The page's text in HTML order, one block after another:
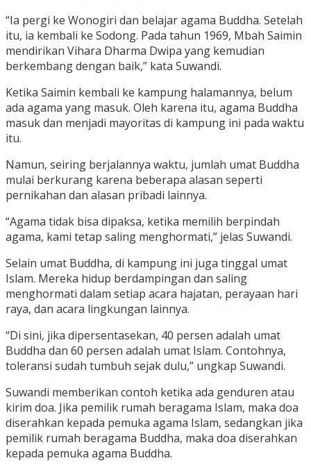
“Ia pergi ke Wonogiri dan belajar agama Buddha. Setelah
itu, ia kembali ke Sodong. Pada tahun 1969, Mbah Saimin
mendirikan Vihara Dharma Dwipa yang kemudian
berkembang dengan baik,” kata Suwandi.
Ketika Saimin kembali ke kampung halamannya, belum
ada agama yang masuk. Oleh karena itu, agama Buddha
masuk dan menjadi mayoritas di kampung ini pada waktu
itu.
Namun, seiring berjalannya waktu, jumlah umat Buddha
mulai berkurang karena beberapa alasan seperti
pernikahan dan alasan pribadi lainnya.
“Agama tidak bisa dipaksa, ketika memilih berpindah
agama, kami tetap saling menghormati,” jelas Suwandi.
Selain umat Buddha, di kampung ini juga tinggal umat
Islam. Mereka hidup berdampingan dan saling
menghormati dalam setiap acara hajatan, perayaan hari
raya, dan acara lingkungan lainnya.
“Di sini, jika dipersentasekan, 40 persen adalah umat
Buddha dan 60 persen adalah umat Islam. Contohnya,
toleransi sudah tumbuh sejak dulu,” ungkap Suwandi.
Suwandi memberikan contoh ketika ada genduren atau
kirim doa. Jika pemilik rumah beragama Islam, maka doa
diserahkan kepada pemuka agama Islam, sedangkan jika
pemilik rumah beragama Buddha, maka doa diserahkan
kepada pemuka agama Buddha.